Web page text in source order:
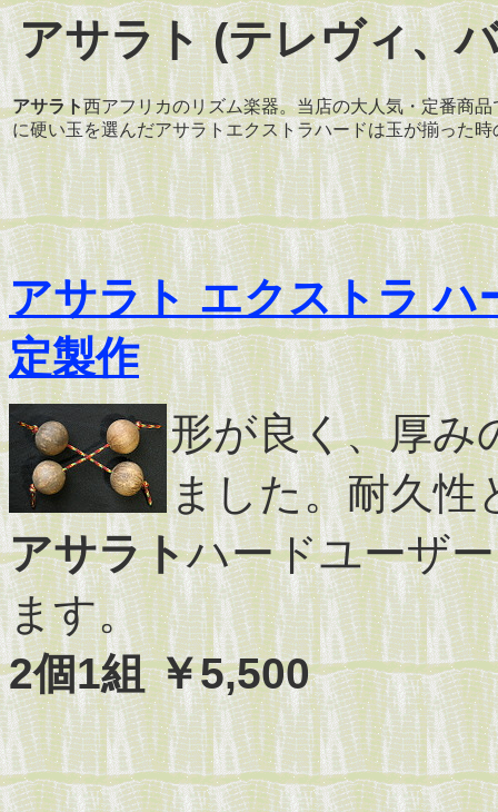
アサラト (テレヴィ、
アサラト西アフリカのリズム楽器。当店の大人気・定番商
に硬い玉を選んだアサラトエクストラハードは玉が揃った
アサラト エクストラ
定製作
形が良く、厚み
ました。耐久性
アサラトハードユーザ
ます。
2個1組 ￥5,500